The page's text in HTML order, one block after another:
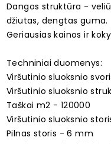
Dangos struktūra -
džiutas, dengtas guma.
Geriausias kainos ir
Techniniai duomenys:
Viršutinio sluoksnio
Viršutinio sluoksnio
Taškai m2 - 120000
Viršutinio sluoksnio
Pilnas storis - 6 mm